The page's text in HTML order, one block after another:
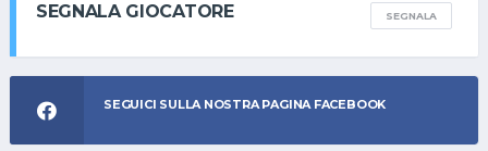
SEGNALA GIOCATORE SEGNALA
SEGUICI SULLA NOSTRA PAGINA FACEBOOK